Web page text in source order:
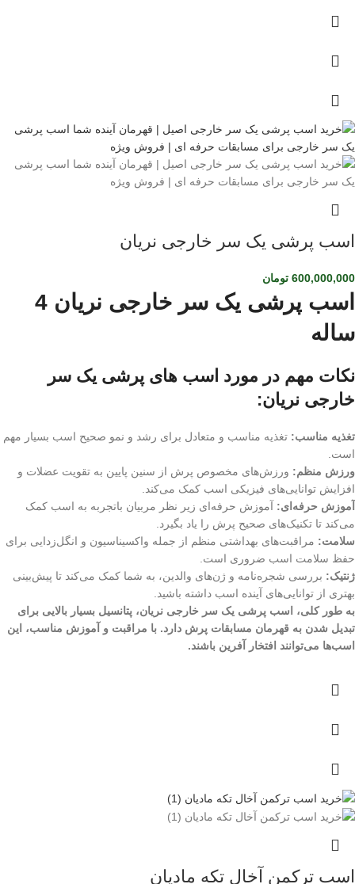
اسب پرشی یک سر خارجی نریان
600,000,000 تومان
اسب پرشی یک سر خارجی نریان 4
ساله
نکات مهم در مورد اسب های پرشی یک سر
خارجی نریان:
تغذیه مناسب: تغذیه مناسب و متعادل برای رشد و نمو صحیح اسب بسیار مهم
است.
ورزش منظم: ورزش‌های مخصوص پرش از سنین پایین به تقویت عضلات و
افزایش توانایی‌های فیزیکی اسب کمک می‌کند.
آموزش حرفه‌ای: آموزش حرفه‌ای زیر نظر مربیان باتجربه به اسب کمک
می‌کند تا تکنیک‌های صحیح پرش را یاد بگیرد.
سلامت: مراقبت‌های بهداشتی منظم از جمله واکسیناسیون و انگل‌زدایی برای
حفظ سلامت اسب ضروری است.
ژنتیک: بررسی شجره‌نامه و ژن‌های والدین، به شما کمک می‌کند تا پیش‌بینی
بهتری از توانایی‌های آینده اسب داشته باشید.
به طور کلی، اسب پرشی یک سر خارجی نریان، پتانسیل بسیار بالایی برای
تبدیل شدن به قهرمان مسابقات پرش دارد. با مراقبت و آموزش مناسب، این
اسب‌ها می‌توانند افتخار آفرین باشند.
اسب ترکمن آخال تکه مادیان